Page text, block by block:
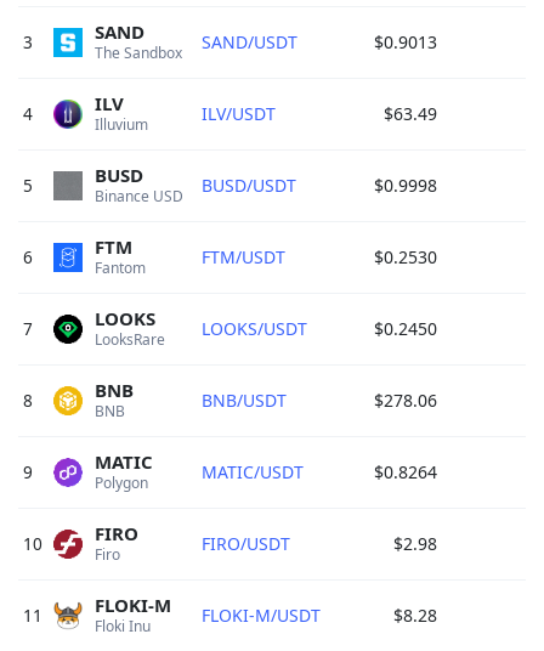
3 The Sandbox
SAND SAND/USDT $0.9013
4 Illuvium
ILV ILV/USDT $63.49
5 Binance USD
BUSD BUSD/USDT $0.9998
6 Fantom
FTM FTM/USDT $0.2530
7 LooksRare
LOOKS LOOKS/USDT $0.2450
8 BNB
BNB BNB/USDT $278.06
9 Polygon
MATIC MATIC/USDT $0.8264
10 Firo
FIRO FIRO/USDT $2.98
11 Floki Inu
FLOKI-M FLOKI-M/USDT $8.28